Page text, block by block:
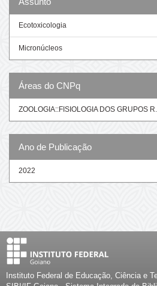
Ecotoxicologia
Micronúcleos
Áreas do CNPq
ZOOLOGIA::FISIOLOGIA DOS GRUPOS R...
Ano de Publicação
2022
Instituto Federal de Educação, Ciência e